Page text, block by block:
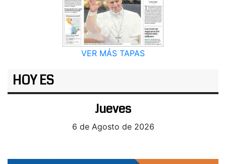
VER MÁS TAPAS
HOY ES
Jueves
6 de Agosto de 2026